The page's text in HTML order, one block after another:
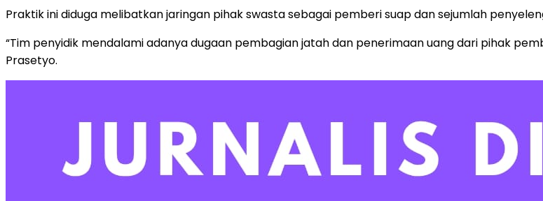
Praktik ini diduga melibatkan jaringan pihak swasta sebagai pemberi suap dan sejumlah
“Tim penyidik mendalami adanya dugaan pembagian jatah dan penerimaan uang dari pihak
Prasetyo.